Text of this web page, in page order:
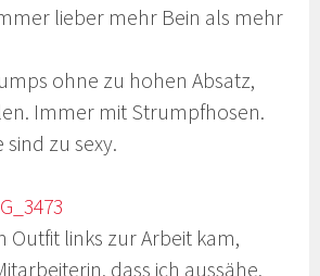
lieber mehr Bein als mehr
ohne zu hohen Absatz,
Immer mit Strumpfhosen.
sind zu sexy.
Outfit links zur Arbeit kam,
dass ich aussähe,